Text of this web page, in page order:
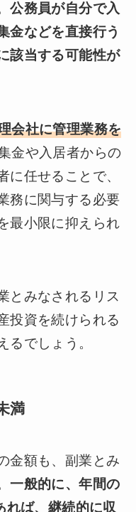
公務員が自分で入
金などを直接行う
該当する可能性が
会社に管理業務を
金や入居者からの
に任せることで、
務に関与する必要
最小限に抑えられ
とみなされるリス
投資を続けられる
るでしょう。
満
金額も、副業とみ
一般的に、年間の
れば、継続的に収